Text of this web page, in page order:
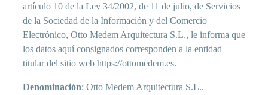
artículo 10 de la Ley 34/2002, de 11 de julio, de Servicios
de la Sociedad de la Información y del Comercio
Electrónico, Otto Medem Arquitectura S.L., le informa que
los datos aquí consignados corresponden a la entidad
titular del sitio web https://ottomedem.es.
Denominación: Otto Medem Arquitectura S.L..